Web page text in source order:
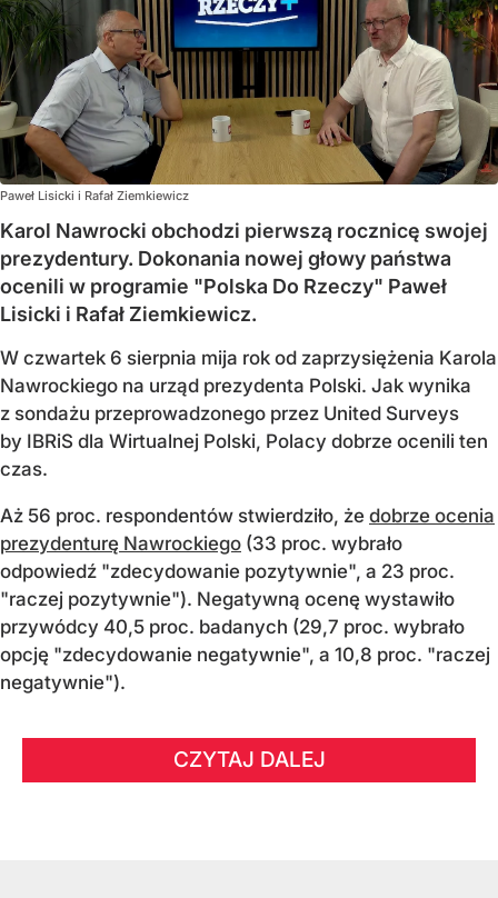
Paweł Lisicki i Rafał Ziemkiewicz
Karol Nawrocki obchodzi pierwszą rocznicę swojej
prezydentury. Dokonania nowej głowy państwa
ocenili w programie "Polska Do Rzeczy" Paweł
Lisicki i Rafał Ziemkiewicz.
W czwartek 6 sierpnia mija rok od zaprzysiężenia Karola
Nawrockiego na urząd prezydenta Polski. Jak wynika
z sondażu przeprowadzonego przez United Surveys
by IBRiS dla Wirtualnej Polski, Polacy dobrze ocenili ten
czas.
Aż 56 proc. respondentów stwierdziło, że dobrze ocenia
prezydenturę Nawrockiego (33 proc. wybrało
odpowiedź "zdecydowanie pozytywnie", a 23 proc.
"raczej pozytywnie"). Negatywną ocenę wystawiło
przywódcy 40,5 proc. badanych (29,7 proc. wybrało
opcję "zdecydowanie negatywnie", a 10,8 proc. "raczej
negatywnie").
CZYTAJ DALEJ